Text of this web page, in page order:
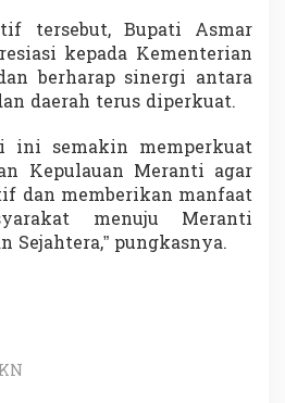
tersebut, Bupati Asmar
kepada Kementerian
berharap sinergi antara
daerah terus diperkuat.
ini semakin memperkuat
Kepulauan Meranti agar
dan memberikan manfaat
menuju Meranti
Sejahtera,” pungkasnya.